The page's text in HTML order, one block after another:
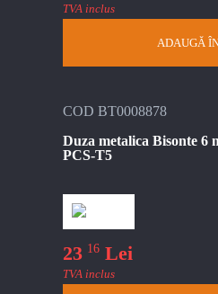
TVA inclus
ADAUGĂ
COD BT0008878
Duza metalica Bisonte 6
PCS-T5
23 16 Lei
TVA inclus